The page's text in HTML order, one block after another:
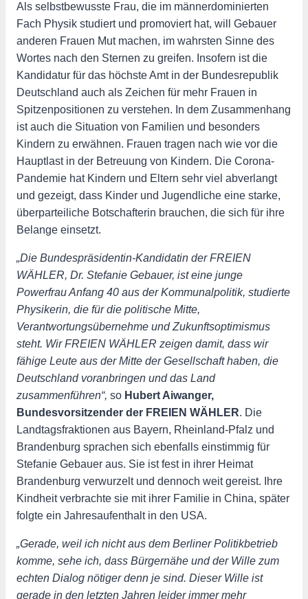
Als selbstbewusste Frau, die im männerdominierten
Fach Physik studiert und promoviert hat, will Gebauer
anderen Frauen Mut machen, im wahrsten Sinne des
Wortes nach den Sternen zu greifen. Insofern ist die
Kandidatur für das höchste Amt in der Bundesrepublik
Deutschland auch als Zeichen für mehr Frauen in
Spitzenpositionen zu verstehen. In dem Zusammenhang
ist auch die Situation von Familien und besonders
Kindern zu erwähnen. Frauen tragen nach wie vor die
Hauptlast in der Betreuung von Kindern. Die Corona-
Pandemie hat Kindern und Eltern sehr viel abverlangt
und gezeigt, dass Kinder und Jugendliche eine starke,
überparteiliche Botschafterin brauchen, die sich für ihre
Belange einsetzt.
„Die Bundespräsidentin-Kandidatin der FREIEN
WÄHLER, Dr. Stefanie Gebauer, ist eine junge
Powerfrau Anfang 40 aus der Kommunalpolitik, studierte
Physikerin, die für die politische Mitte,
Verantwortungsübernehme und Zukunftsoptimismus
steht. Wir FREIEN WÄHLER zeigen damit, dass wir
fähige Leute aus der Mitte der Gesellschaft haben, die
Deutschland voranbringen und das Land
zusammenführen“, so Hubert Aiwanger,
Bundesvorsitzender der FREIEN WÄHLER. Die
Landtagsfraktionen aus Bayern, Rheinland-Pfalz und
Brandenburg sprachen sich ebenfalls einstimmig für
Stefanie Gebauer aus. Sie ist fest in ihrer Heimat
Brandenburg verwurzelt und dennoch weit gereist. Ihre
Kindheit verbrachte sie mit ihrer Familie in China, später
folgte ein Jahresaufenthalt in den USA.
„Gerade, weil ich nicht aus dem Berliner Politikbetrieb
komme, sehe ich, dass Bürgernähe und der Wille zum
echten Dialog nötiger denn je sind. Dieser Wille ist
gerade in den letzten Jahren leider immer mehr